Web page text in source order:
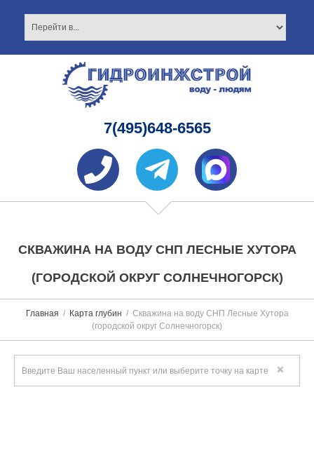
7(495)648-6565
СКВАЖИНА НА ВОДУ СНП ЛЕСНЫЕ ХУТОРА
(ГОРОДСКОЙ ОКРУГ СОЛНЕЧНОГОРСК)
Главная Карта глубин
Скважина на воду СНП Лесные Хутора
(городской округ Солнечногорск)